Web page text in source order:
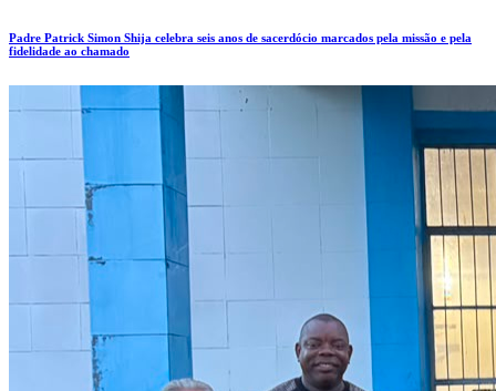
Padre Patrick Simon Shija celebra seis anos de sacerdócio marcados pela missão e pela
fidelidade ao chamado